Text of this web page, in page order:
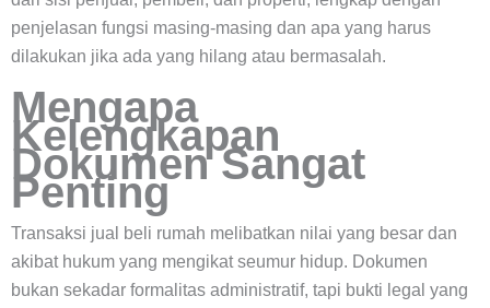
penjelasan fungsi masing-masing dan apa yang harus
dilakukan jika ada yang hilang atau bermasalah.
Mengapa
Kelengkapan
Dokumen Sangat
Penting
Transaksi jual beli rumah melibatkan nilai yang besar dan
akibat hukum yang mengikat seumur hidup. Dokumen
bukan sekadar formalitas administratif, tapi bukti legal yang